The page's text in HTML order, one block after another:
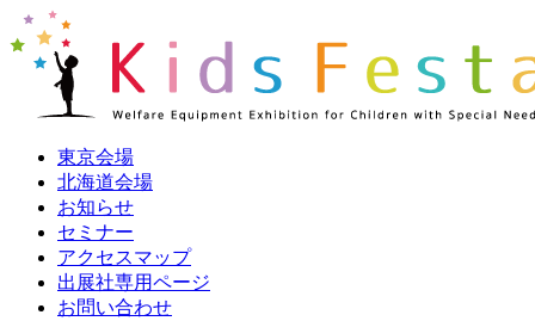
東京会場
北海道会場
お知らせ
セミナー
アクセスマップ
出展社専用ページ
お問い合わせ